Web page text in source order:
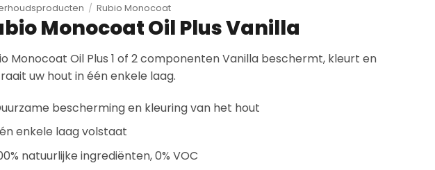
/ Rubio Monocoat
Monocoat Oil Plus Vanilla
Monocoat Oil Plus 1 of 2 componenten Vanilla beschermt, kleurt en
uw hout in één enkele laag.
bescherming en kleuring van het hout
enkele laag volstaat
natuurlijke ingrediënten, 0% VOC